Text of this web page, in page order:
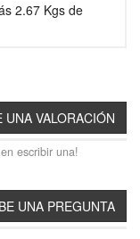
2.67 Kgs de
escribir una!